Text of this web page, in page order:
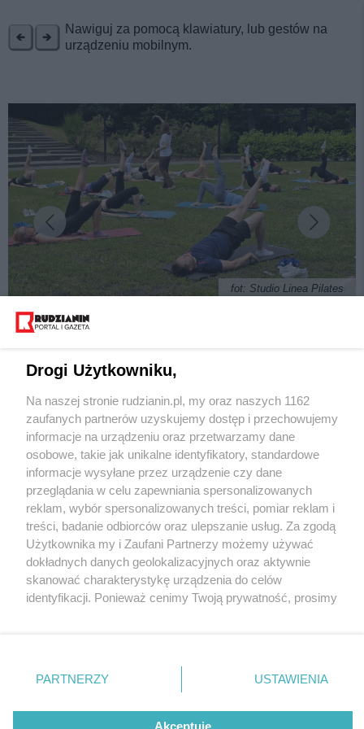
Nawiguj za pomocą klawiatury, lub gestów na
urządzeniu mobilnym.
fot: Studio Linea Pilates
na świeżym powietrzu
1 / 13
Pilates 1
Wydawca mediów
Nie zapomnij
zapoznać się z:
polityką prywatności regulamin korzystania z portali
Twojemiasto
Piekary Śląskie
Chorzów
Tarnowskie Góry
Gliwice
Skontakuj sięz nami
Kontakt
Wydawca
Redakcja
Drogi Użytkowniku,
Na naszej stronie rudzianin.pl, my oraz naszych 1162
zaufanych partnerów uzyskujemy dostęp i przechowujemy
informacje na urządzeniu oraz przetwarzamy dane
osobowe, takie jak unikalne identyfikatory, standardowe
informacje wysyłane przez urządzenie czy dane
przeglądania w celu zapewniania spersonalizowanych
reklam, wybór spersonalizowanych treści, pomiar reklam i
treści, badanie odbiorców oraz ulepszanie usług. Za zgodą
Użytkownika my i Zaufani Partnerzy możemy używać
dokładnych danych geolokalizacyjnych oraz aktywnie
skanować charakterystykę urządzenia do celów
identyfikacji. Ponieważ cenimy Twoją prywatność, prosimy
prywatności znajdujący się w lewym dolnym rogu strony
. Niektóre rodzaje przetwarzania danych nie wymagają
zgody użytkownika, ale masz prawo sprzeciwić się
takiemu przetwarzaniu. Preferencje będą miały
PARTNERZY USTAWIENIA
Akceptuję